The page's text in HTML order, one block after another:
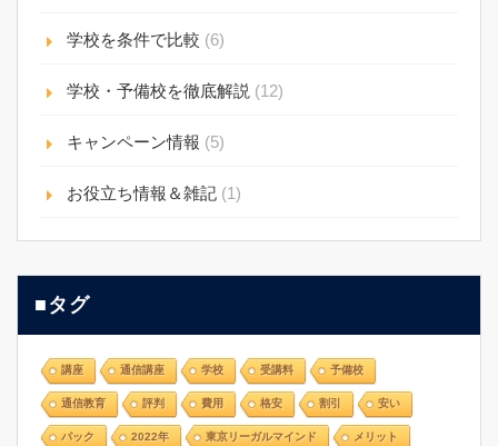
学校を条件で比較 (6)
学校・予備校を徹底解説 (12)
キャンペーン情報 (5)
お役立ち情報＆雑記 (1)
■タグ
講座 通信講座 学校 受講料 予備校
通信教育 評判 費用 格安 割引 安い
パック 2022年 東京リーガルマインド メリット